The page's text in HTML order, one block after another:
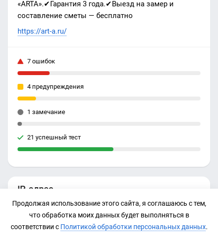
IP-адрес
195.43.94.99
«ARTA».✔Гарантия 3 года.✔Выезд на замер и
составление сметы — бесплатно
https://art-a.ru/
7 ошибок
4 предупреждения
1 замечание
21 успешный тест
Продолжая использование этого сайта, я соглашаюсь с тем,
что обработка моих данных будет выполняться в
соответствии с Политикой обработки персональных данных.